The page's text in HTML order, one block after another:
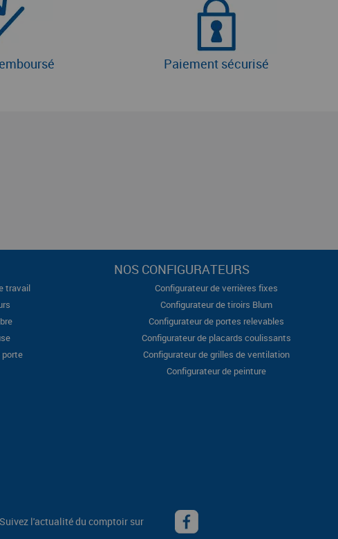
Paiement sécurisé
travail
porte
NOS CONFIGURATEURS
Configurateur de verrières fixes
Configurateur de tiroirs Blum
Configurateur de portes relevables
Configurateur de placards coulissants
Configurateur de grilles de ventilation
Configurateur de peinture
Suivez l'actualité du comptoir sur